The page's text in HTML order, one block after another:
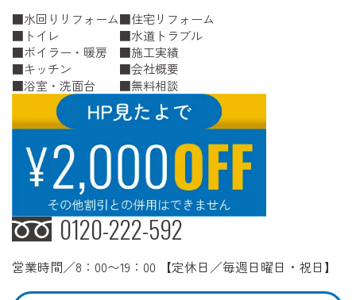
水回りリフォーム
トイレ
ボイラー・暖房
キッチン
浴室・洗面台
住宅リフォーム
水道トラブル
施工実績
会社概要
無料相談
0120-222-592
営業時間／8：00〜19：00 【定休日／毎週日曜日・祝日】